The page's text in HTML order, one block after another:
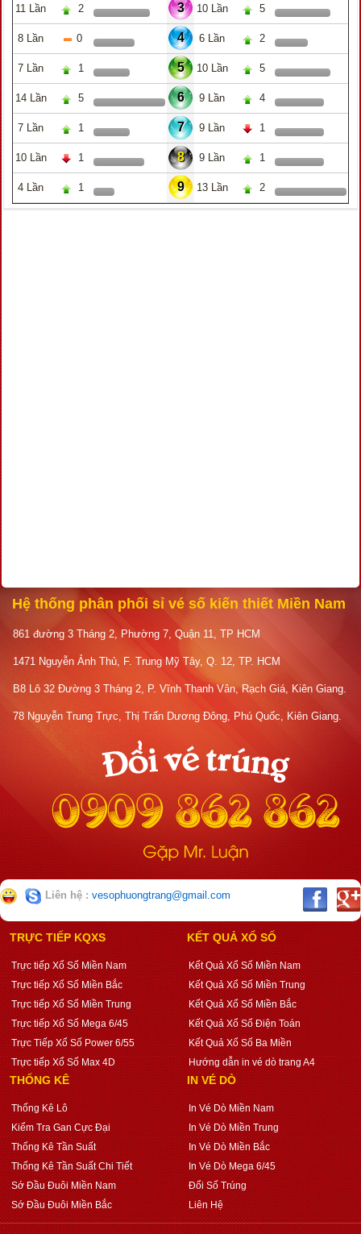
11 Lần 2 3 10 Lần 5
8 Lần 0 4 6 Lần 2
7 Lần 1 5 10 Lần 5
14 Lần 5 6 9 Lần 4
7 Lần 1 7 9 Lần 1
10 Lần 1 8 9 Lần 1
4 Lần 1 9 13 Lần 2
Hệ thống phân phối sỉ vé số kiến thiết Miền Nam
861 đường 3 Tháng 2, Phường 7, Quận 11, TP HCM
1471 Nguyễn Ảnh Thủ, F. Trung Mỹ Tây, Q. 12, TP. HCM
B8 Lô 32 Đường 3 Tháng 2, P. Vĩnh Thanh Vân, Rạch Giá, Kiên Giang.
78 Nguyễn Trung Trực, Thị Trấn Dương Đông, Phú Quốc, Kiên Giang.
Liên hệ : vesophuongtrang@gmail.com
TRỰC TIẾP KQXS
Trực tiếp Xổ Số Miền Nam
Trực tiếp Xổ Số Miền Bắc
Trực tiếp Xổ Số Miền Trung
Trực tiếp Xổ Số Mega 6/45
Trực Tiếp Xổ Số Power 6/55
Trực tiếp Xổ Số Max 4D
KẾT QUẢ XỔ SỐ
Kết Quả Xổ Số Miền Nam
Kết Quả Xổ Số Miền Trung
Kết Quả Xổ Số Miền Bắc
Kết Quả Xổ Số Điện Toán
Kết Quả Xổ Số Ba Miền
Hướng dẫn in vé dò trang A4
THỐNG KÊ
Thống Kê Lô
Kiểm Tra Gan Cực Đại
Thống Kê Tần Suất
Thống Kê Tần Suất Chi Tiết
Sớ Đầu Đuôi Miền Nam
Sớ Đầu Đuôi Miền Bắc
IN VÉ DÒ
In Vé Dò Miền Nam
In Vé Dò Miền Trung
In Vé Dò Miền Bắc
In Vé Dò Mega 6/45
Đổi Số Trúng
Liên Hệ